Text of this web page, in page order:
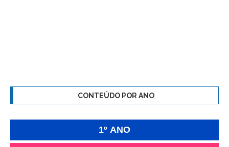
CONTEÚDO POR ANO
1º ANO